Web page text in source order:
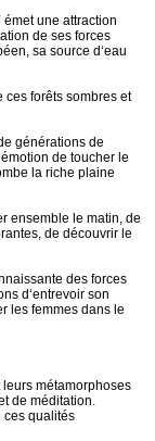
émet une attraction
de ses forces
sa source d‘eau
ces forêts sombres et
générations de
de toucher le
la riche plaine
ensemble le matin, de
de découvrir le
des forces
d‘entrevoir son
les femmes dans le
métamorphoses
de méditation.
ces qualités